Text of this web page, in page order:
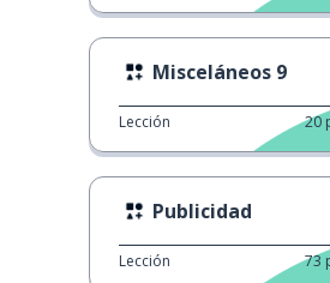
Misceláneos 9
Lección 20
Publicidad
Lección 73